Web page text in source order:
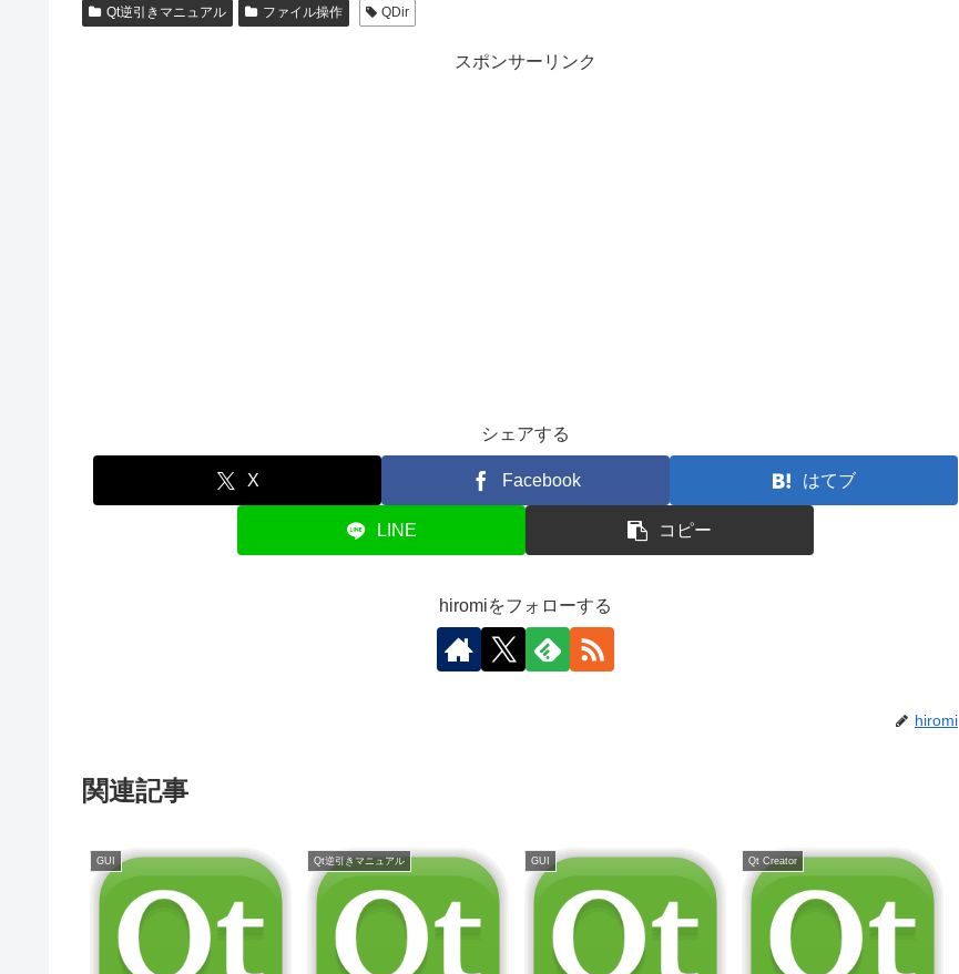
Qt逆引きマニュアル ファイル操作 QDir
スポンサーリンク
シェアする
X Facebook はてブ
LINE コピー
hiromiをフォローする
hiromi
関連記事
GUI Qt逆引きマニュアル GUI Qt Creator